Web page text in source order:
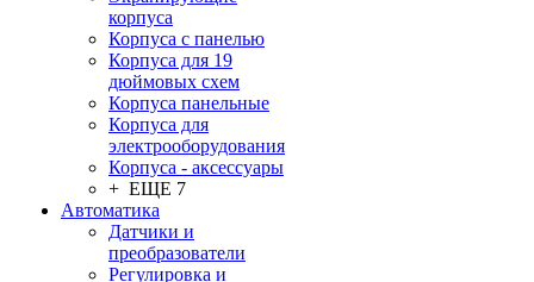
корпуса
Корпуса с панелью
Корпуса для 19
дюймовых схем
Корпуса панельные
Корпуса для
электрооборудования
Корпуса - аксессуары
+ ЕЩЕ 7
Автоматика
Датчики и
преобразователи
Регулировка и